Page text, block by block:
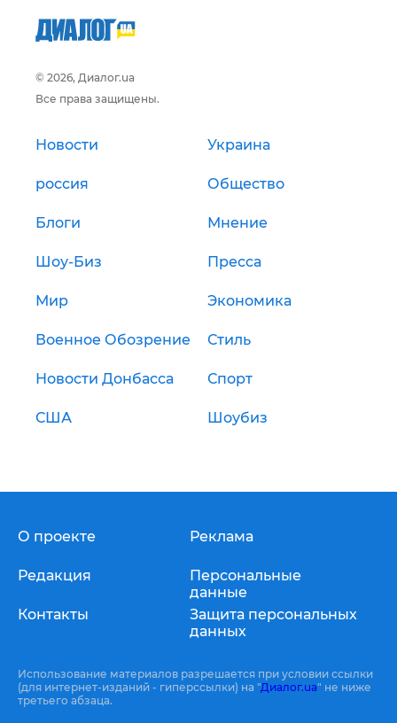
© 2026, Диалог.ua
Все права защищены.
Новости Украина
россия Общество
Блоги Мнение
Шоу-Биз Пресса
Мир Экономика
Военное Обозрение Стиль
Новости Донбасса Спорт
США Шоубиз
О проекте
Редакция
Контакты
Реклама
Персональные
данные
Защита персональных
данных
Использование материалов разрешается при условии ссылки
(для интернет-изданий - гиперссылки) на "Диалог.ua" не ниже
третьего абзаца.